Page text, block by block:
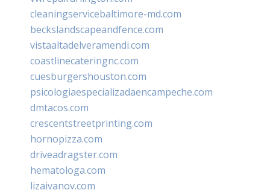
cleaningservicebaltimore-md.com
beckslandscapeandfence.com
vistaaltadelveramendi.com
coastlinecateringnc.com
cuesburgershouston.com
psicologiaespecializadaencampeche.com
dmtacos.com
crescentstreetprinting.com
hornopizza.com
driveadragster.com
hematologa.com
lizaivanov.com